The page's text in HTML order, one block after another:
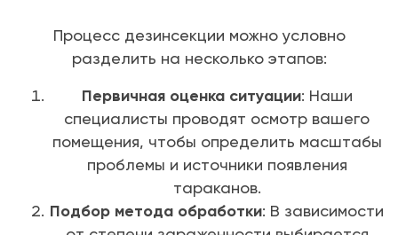
Процесс дезинсекции можно условно
разделить на несколько этапов:
Первичная оценка ситуации: Наши
специалисты проводят осмотр вашего
помещения, чтобы определить масштабы
проблемы и источники появления
тараканов.
Подбор метода обработки: В зависимости